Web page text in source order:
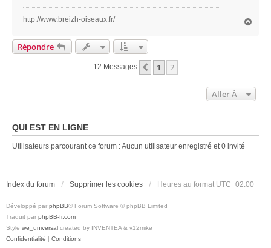
http://www.breizh-oiseaux.fr/
Répondre
12 Messages Précédente
1 2
Aller À
QUI EST EN LIGNE
Utilisateurs parcourant ce forum : Aucun utilisateur enregistré et 0 invité
Index du forum Supprimer les cookies Heures au format UTC+02:00
Développé par phpBB® Forum Software © phpBB Limited
Traduit par phpBB-fr.com
Style we_universal created by INVENTEA & v12mike
Confidentialité | Conditions